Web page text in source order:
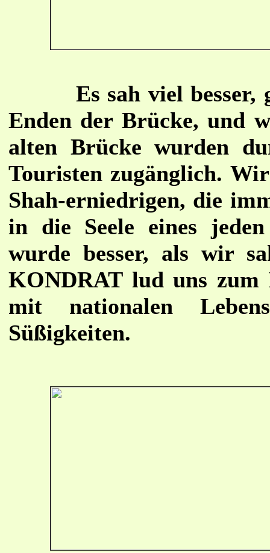
Es sah viel besser,
Enden der Brücke, und
alten Brücke wurden
Touristen zugänglich.
Shah-erniedrigen, die
in die Seele eines
wurde besser, als wir
KONDRAT lud uns zum
mit nationalen
Süßigkeiten.